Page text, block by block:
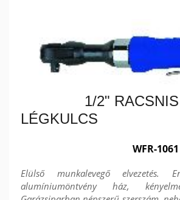
1/2" RACSNIS
LÉGKULCS
WFR-1061
Elülső munkalevegő elvezetés.
alumíniumöntvény ház,